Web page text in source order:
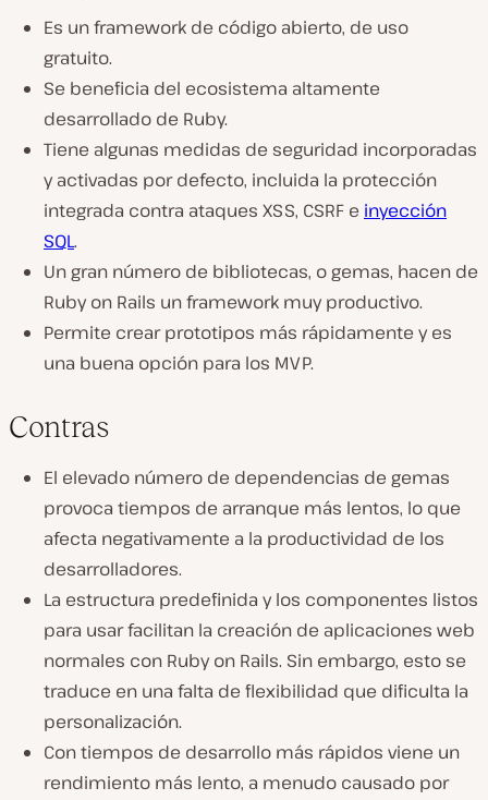
Es un framework de código abierto, de uso
gratuito.
Se beneficia del ecosistema altamente
desarrollado de Ruby.
Tiene algunas medidas de seguridad incorporadas
y activadas por defecto, incluida la protección
integrada contra ataques XSS, CSRF e inyección
SQL.
Un gran número de bibliotecas, o gemas, hacen de
Ruby on Rails un framework muy productivo.
Permite crear prototipos más rápidamente y es
una buena opción para los MVP.
Contras
El elevado número de dependencias de gemas
provoca tiempos de arranque más lentos, lo que
afecta negativamente a la productividad de los
desarrolladores.
La estructura predefinida y los componentes listos
para usar facilitan la creación de aplicaciones web
normales con Ruby on Rails. Sin embargo, esto se
traduce en una falta de flexibilidad que dificulta la
personalización.
Con tiempos de desarrollo más rápidos viene un
rendimiento más lento, a menudo causado por